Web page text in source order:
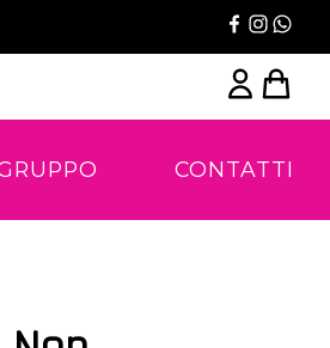
CONTATTI